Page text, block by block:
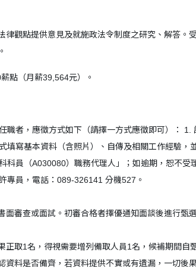
律觀點提供意見及就施政法令制度之研究、解答。
點（月薪39,564元）。
職者，應徵方式如下（請擇一方式應徵即可）：
填寫基本資料（含照片）、自傳及相關工作經驗
科員（A030080）職務代理人」；如逾期，恕不受
專員，電話：089-326141 分機527。
面審查或面試。初審合格者擇優通知面談後進行
正取1名，得視需要增列備取人員1名，候補期間自
資料是否備齊，若資料提供不實或有遺漏，一切後